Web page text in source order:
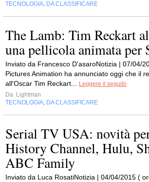
TECNOLOGIA DA CLASSIFICARE
The Lamb: Tim Reckart
una pellicola animata per
Inviato da Francesco D'asaroNotizia | 07/04/
Pictures Animation ha annunciato oggi che il
all'Oscar Tim Reckart...
Leggere il seguito
Da Lightman
TECNOLOGIA DA CLASSIFICARE
Serial TV USA: novità
History Channel, Hulu,
ABC Family
Inviato da Luca RosatiNotizia | 04/04/2015 (